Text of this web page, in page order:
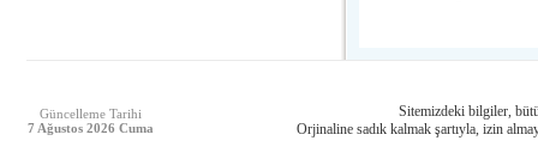
Güncelleme Tarihi
7 Ağustos 2026 Cuma
Sitemizdeki bilgiler,
Orjinaline sadık kalmak şartıyla, izin